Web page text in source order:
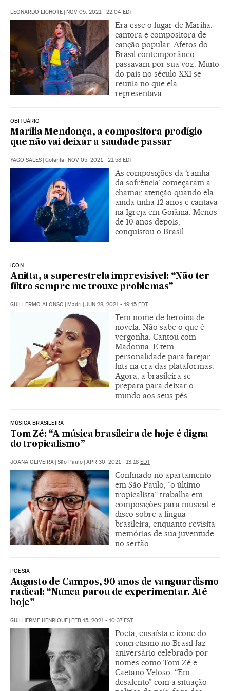
LEONARDO LICHOTE NOV 05, 2021 - 22:04 EDT
Era esse o lugar de Marília:
cantora e compositora de
canção popular. Afetos do
Brasil contemporâneo
passavam por sua voz. Muito
do país no século XXI se
reunia no que ela
representava
OBITUÁRIO
Marília Mendonça, a compositora prodígio
que não vai deixar a saudade passar
YAGO SALES Goiânia NOV 05, 2021 - 21:58 EDT
As composições da ‘rainha
da sofrência’ começaram a
chamar atenção quando ela
ainda tinha 12 anos e cantava
na Igreja em Goiânia. Menos
de 10 anos depois,
conquistou o Brasil
ICON
Anitta, a superestrela imprevisível: “Não ter
filtro sempre me trouxe problemas”
GUILLERMO ALONSO Madri JUN 28, 2021 - 19:15 EDT
Tem nome de heroína de
novela. Não sabe o que é
vergonha. Cantou com
Madonna. E tem
personalidade para farejar
hits na era das plataformas.
Agora, a brasileira se
prepara para deixar o
mundo aos seus pés
MÚSICA BRASILEIRA
Tom Zé: “A música brasileira de hoje é digna
do tropicalismo”
JOANA OLIVEIRA São Paulo APR 30, 2021 - 13:18 EDT
Confinado no apartamento
em São Paulo, “o último
tropicalista” trabalha em
composições para musical e
disco sobre a língua
brasileira, enquanto revisita
memórias de sua juventude
no sertão
POESIA
Augusto de Campos, 90 anos de vanguardismo
radical: “Nunca parou de experimentar. Até
hoje”
GUILHERME HENRIQUE FEB 15, 2021 - 10:37 EST
Poeta, ensaísta e ícone do
concretismo no Brasil faz
aniversário celebrado por
nomes como Tom Zé e
Caetano Veloso. “Em
desalento” com a situação